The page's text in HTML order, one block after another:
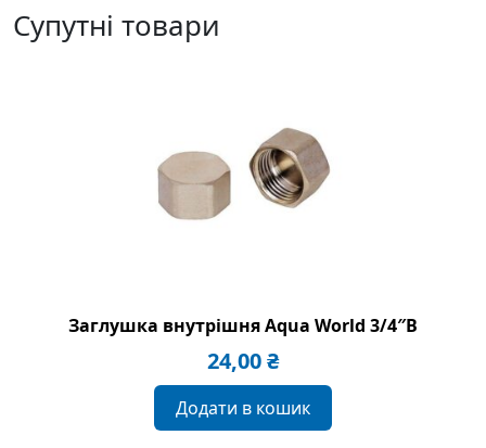
Супутні товари
Заглушка внутрішня Aqua World 3/4″B
24,00₴
Додати в кошик